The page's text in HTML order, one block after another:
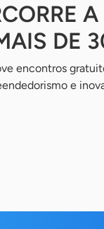
DE
encontros
e